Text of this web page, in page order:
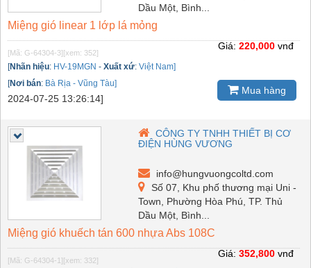
Dầu Một, Bình...
Miệng gió linear 1 lớp lá mỏng
[Mã: G-64304-3][xem: 352]
[Nhãn hiệu: HV-19MGN - Xuất xứ: Việt Nam]
[Nơi bán: Bà Rịa - Vũng Tàu]
2024-07-25 13:26:14]
Giá: 220,000 vnđ
Mua hàng
CÔNG TY TNHH THIẾT BỊ CƠ
ĐIỆN HÙNG VƯƠNG
info@hungvuongcoltd.com
Số 07, Khu phố thương mại Uni -
Town, Phường Hòa Phú, TP. Thủ
Dầu Một, Bình...
Miệng gió khuếch tán 600 nhựa Abs 108C
[Mã: G-64304-1][xem: 332]
Giá: 352,800 vnđ